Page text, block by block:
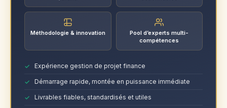
Méthodologie & innovation
Pool d’experts multi-
compétences
Expérience gestion de projet finance
Démarrage rapide, montée en puissance immédiate
Livrables fiables, standardisés et utiles